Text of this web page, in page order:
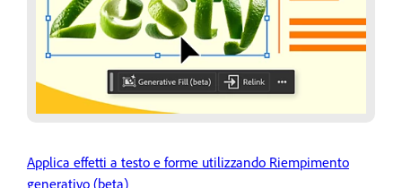
Applica effetti a testo e forme utilizzando Riempimento
generativo (beta)